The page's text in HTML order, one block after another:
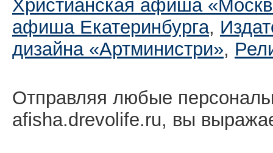
Христианская афиша
афиша Екатеринбургa,
дизайна «Артминистри»,
Отправляя любые
afisha.drevolife.ru, вы